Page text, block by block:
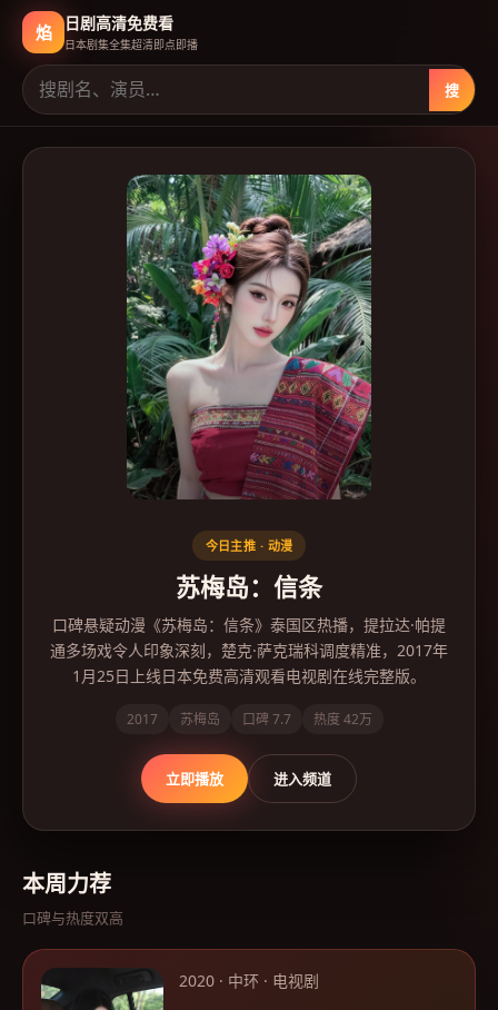
焰 日剧高清免费看
日本剧集全集超清即点即播
搜
日剧高清免费看-日本免费高
今日主推 · 动漫
苏梅岛：信条
口碑悬疑动漫《苏梅岛：信条》泰国区热播，提拉达·帕提
通多场戏令人印象深刻，楚克·萨克瑞科调度精准，2017年
1月25日上线日本免费高清观看电视剧在线完整版。
2017 苏梅岛 口碑7.7 热度 42万
立即播放 进入频道
本周力荐
口碑与热度双高
2020 · 中环 · 电视剧